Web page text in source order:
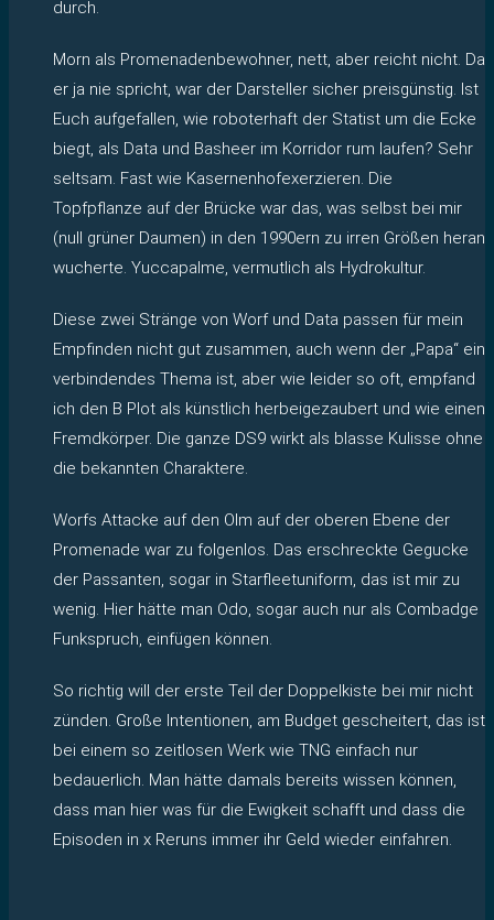
durch.
Morn als Promenadenbewohner, nett, aber reicht nicht. Da
er ja nie spricht, war der Darsteller sicher preisgünstig. Ist
Euch aufgefallen, wie roboterhaft der Statist um die Ecke
biegt, als Data und Basheer im Korridor rum laufen? Sehr
seltsam. Fast wie Kasernenhofexerzieren. Die
Topfpflanze auf der Brücke war das, was selbst bei mir
(null grüner Daumen) in den 1990ern zu irren Größen heran
wucherte. Yuccapalme, vermutlich als Hydrokultur.
Diese zwei Stränge von Worf und Data passen für mein
Empfinden nicht gut zusammen, auch wenn der „Papa“ ein
verbindendes Thema ist, aber wie leider so oft, empfand
ich den B Plot als künstlich herbeigezaubert und wie einen
Fremdkörper. Die ganze DS9 wirkt als blasse Kulisse ohne
die bekannten Charaktere.
Worfs Attacke auf den Olm auf der oberen Ebene der
Promenade war zu folgenlos. Das erschreckte Gegucke
der Passanten, sogar in Starfleetuniform, das ist mir zu
wenig. Hier hätte man Odo, sogar auch nur als Combadge
Funkspruch, einfügen können.
So richtig will der erste Teil der Doppelkiste bei mir nicht
zünden. Große Intentionen, am Budget gescheitert, das ist
bei einem so zeitlosen Werk wie TNG einfach nur
bedauerlich. Man hätte damals bereits wissen können,
dass man hier was für die Ewigkeit schafft und dass die
Episoden in x Reruns immer ihr Geld wieder einfahren.